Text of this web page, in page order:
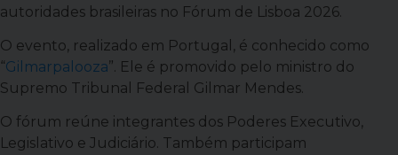
autoridades brasileiras no Fórum de Lisboa 2026.
O evento, realizado em Portugal, é conhecido como
“Gilmarpalooza”. Ele é promovido pelo ministro do
Supremo Tribunal Federal Gilmar Mendes.
O fórum reúne integrantes dos Poderes Executivo,
Legislativo e Judiciário. Também participam